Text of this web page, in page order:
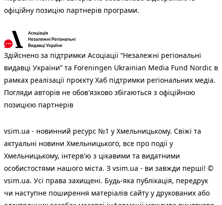
офіційну позицію партнерів програми.
Здійснено за підтримки Асоціації “Незалежні регіональні
видавці України” та Foreningen Ukrainian Media Fund Nordic в
рамках реалізації проєкту Хаб підтримки регіональних медіа.
Погляди авторів не обов'язково збігаються з офіційною
позицією партнерів
vsim.ua - новинний ресурс №1 у Хмельницькому. Свіжі та
актуальні новини Хмельницького, все про події у
Хмельницькому, інтерв'ю з цікавими та видатними
особистостями нашого міста. З vsim.ua - ви завжди перші! ©
vsim.ua. Усі права захищені. Будь-яка публiкацiя, передрук
чи наступне поширення матеріалів сайту у друкованих або